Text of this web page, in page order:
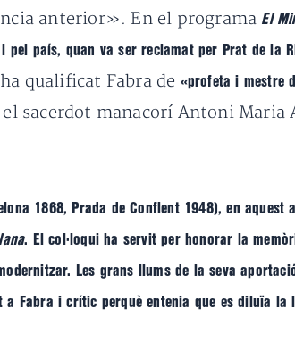
anterior». En el programa El
país, quan va ser reclamat per Prat de la
ha qualificat Fabra de «profeta i mestre
sacerdot manacorí Antoni Maria
1868, Prada de Conflent 1948), en
. El col·loqui ha servit per honorar la
Les grans llums de la seva
a Fabra i crític perquè entenia que es diluïa la